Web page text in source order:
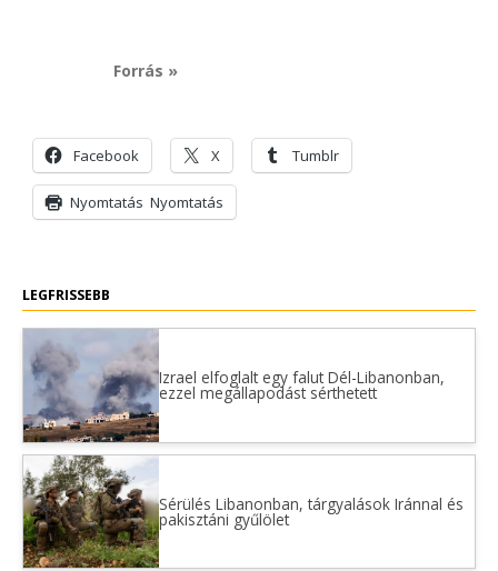
Forrás »
Facebook X Tumblr
Nyomtatás Nyomtatás
LEGFRISSEBB
Izrael elfoglalt egy falut Dél-Libanonban,
ezzel megállapodást sérthetett
Sérülés Libanonban, tárgyalások Iránnal és
pakisztáni gyűlölet